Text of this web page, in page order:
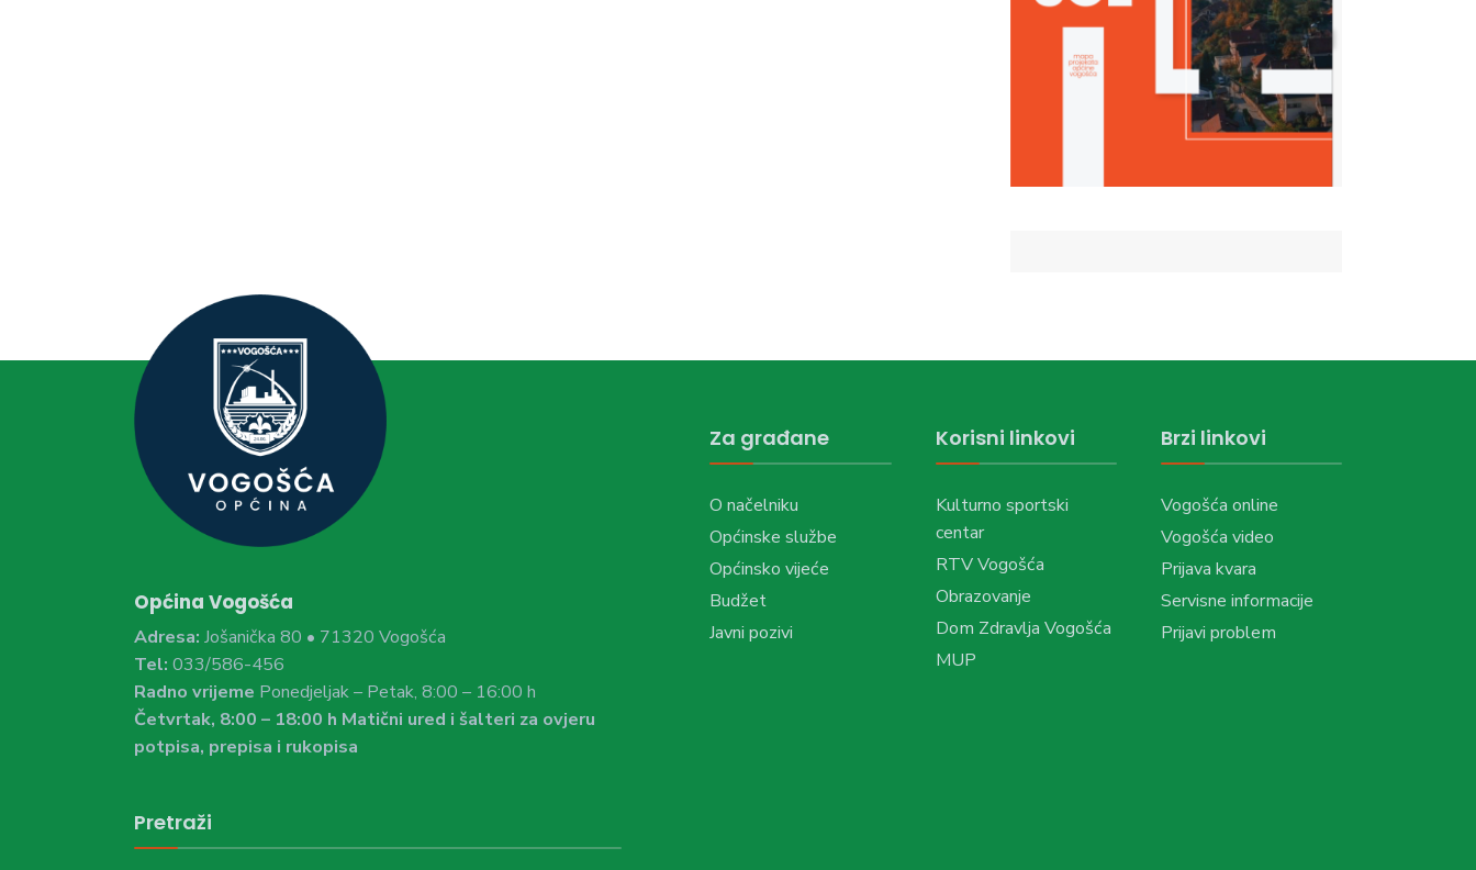
Općina Vogošća
Adresa: Jošanička 80 • 71320 Vogošća
Tel: 033/586-456
Radno vrijeme Ponedjeljak – Petak, 8:00 – 16:00 h
Četvrtak, 8:00 – 18:00 h Matični ured i šalteri za ovjeru
potpisa, prepisa i rukopisa
Pretraži
Za građane
O načelniku
Općinske službe
Općinsko vijeće
Budžet
Javni pozivi
Korisni linkovi
Kulturno sportski
centar
RTV Vogošća
Obrazovanje
Dom Zdravlja Vogošća
MUP
Brzi linkovi
Vogošća online
Vogošća video
Prijava kvara
Servisne informacije
Prijavi problem